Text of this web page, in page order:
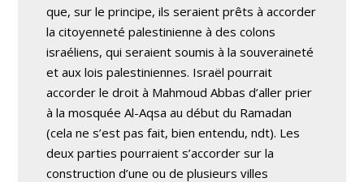
que, sur le principe, ils seraient prêts à accorder
la citoyenneté palestinienne à des colons
israéliens, qui seraient soumis à la souveraineté
et aux lois palestiniennes. Israël pourrait
accorder le droit à Mahmoud Abbas d’aller prier
à la mosquée Al-Aqsa au début du Ramadan
(cela ne s’est pas fait, bien entendu, ndt). Les
deux parties pourraient s’accorder sur la
construction d’une ou de plusieurs villes